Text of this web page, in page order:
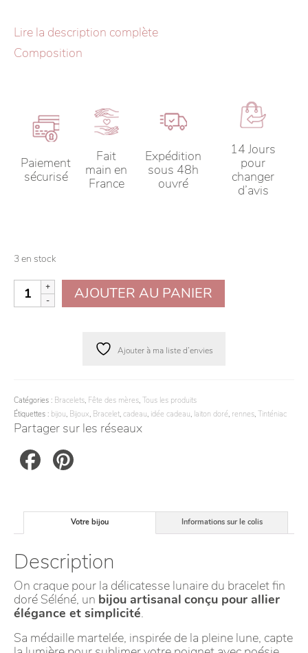
Lire la description complète
Composition
Paiement
sécurisé
Fait
main en
France
Expédition
sous 48h
ouvré
14 Jours
pour
changer
d’avis
3 en stock
quantité
de
AJOUTER AU PANIER
Ajouter à ma liste d’envies
Catégories : Bracelets, Fête des mères, Tous les produits
Étiquettes : bijou, Bijoux, Bracelet, cadeau, idée cadeau, laiton doré, rennes, Tinténiac
Partager sur les réseaux
Facebook
Votre bijou Informations sur le colis
Description
On craque pour la délicatesse lunaire du bracelet fin
doré Séléné, un bijou artisanal conçu pour allier
élégance et simplicité.
Sa médaille martelée, inspirée de la pleine lune, capte